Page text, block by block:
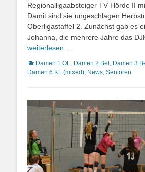
Regionalligaabsteiger TV Hörde II
Damit sind sie ungeschlagen
Oberligastaffel 2. Zunächst gab es
Johanna, die mehrere Jahre das
weiterlesen…
Kategorien
Damen 1 OL, Damen 2 Bel , Damen 3
Damen 6 KL (mixed), News, Senioren